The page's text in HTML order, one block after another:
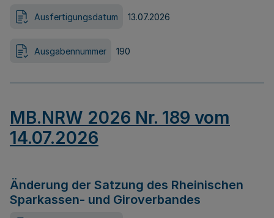
Ausfertigungsdatum 13.07.2026
Ausgabennummer 190
MB.NRW 2026 Nr. 189 vom
14.07.2026
Änderung der Satzung des Rheinischen
Sparkassen- und Giroverbandes